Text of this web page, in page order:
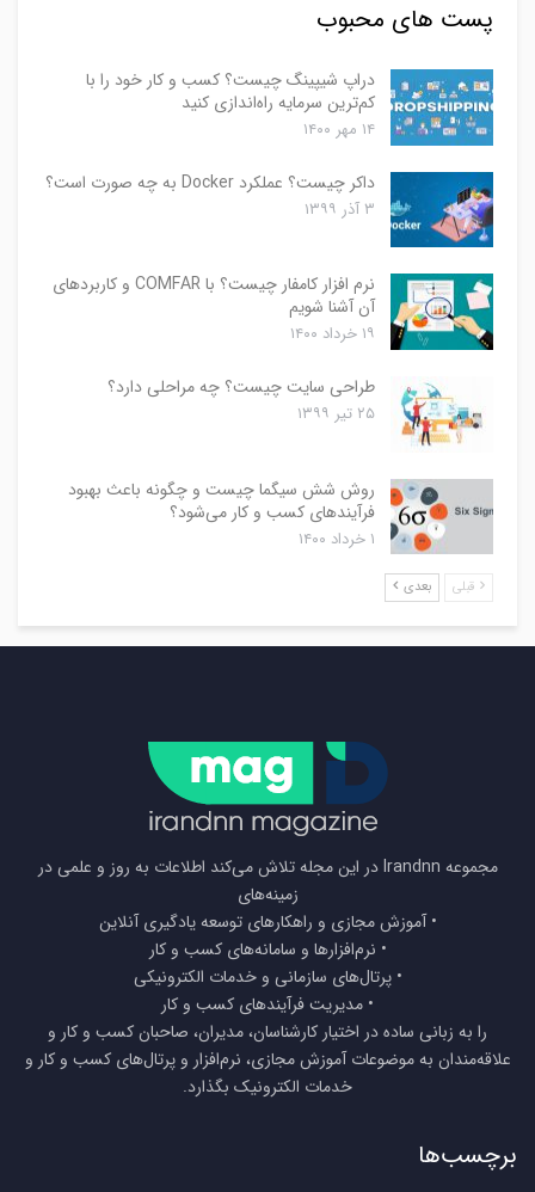
پست های محبوب
دراپ شیپینگ چیست؟ کسب و کار خود را با
کم‌ترین سرمایه راه‌اندازی کنید
۱۴ مهر ۱۴۰۰
داکر چیست؟ عملکرد Docker به چه صورت است؟
۳ آذر ۱۳۹۹
نرم افزار کامفار چیست؟ با COMFAR و کاربردهای
آن آشنا شویم
۱۹ خرداد ۱۴۰۰
طراحی سایت چیست؟ چه مراحلی دارد؟
۲۵ تیر ۱۳۹۹
روش شش سیگما چیست و چگونه باعث بهبود
فرآیندهای کسب و کار می‌شود؟
۱ خرداد ۱۴۰۰
قبلی بعدی
مجموعه Irandnn در این مجله تلاش می‌کند اطلاعات به روز و علمی در
زمینه‌های
• آموزش مجازی و راهکارهای توسعه یادگیری آنلاین
• نرم‌افزارها و سامانه‌های کسب و کار
• پرتال‌های سازمانی و خدمات الکترونیکی
• مدیریت فرآیندهای کسب و کار
را به زبانی ساده در اختیار کارشناسان، مدیران، صاحبان کسب و کار و
علاقه‌مندان به موضوعات آموزش مجازی، نرم‌افزار و پرتال‌های کسب و کار و
خدمات الکترونیک بگذارد.
برچسب‌ها